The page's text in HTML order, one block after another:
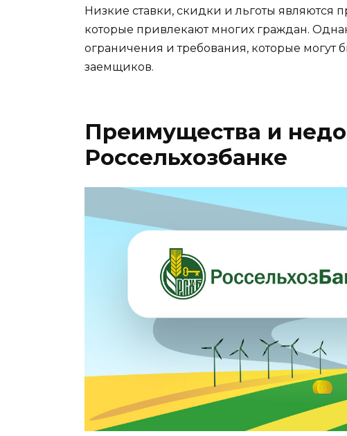
Низкие ставки, скидки и льготы являются
которые привлекают многих граждан.
ограничения и требования, которые
заемщиков.
Преимущества и
Россельхозбанке